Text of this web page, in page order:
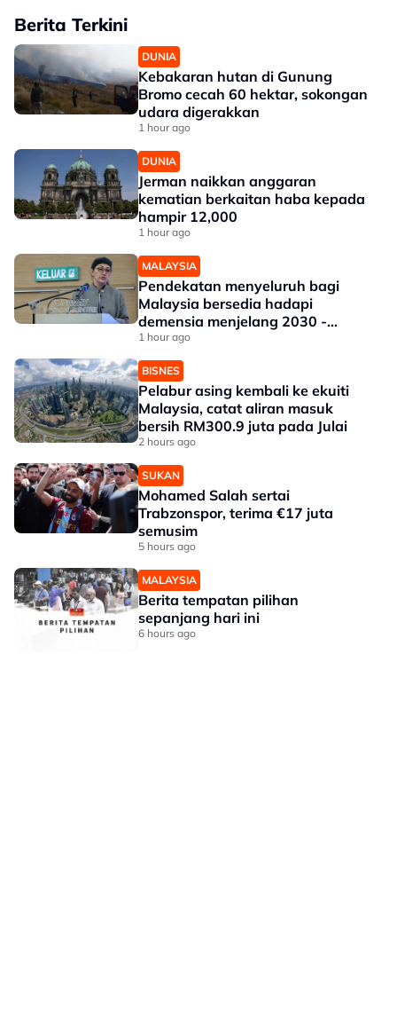
Berita Terkini
DUNIA
Kebakaran hutan di Gunung
Bromo cecah 60 hektar, sokongan
udara digerakkan
1 hour ago
DUNIA
Jerman naikkan anggaran
kematian berkaitan haba kepada
hampir 12,000
1 hour ago
MALAYSIA
Pendekatan menyeluruh bagi
Malaysia bersedia hadapi
demensia menjelang 2030 -
Hanifah
1 hour ago
BISNES
Pelabur asing kembali ke ekuiti
Malaysia, catat aliran masuk
bersih RM300.9 juta pada Julai
2 hours ago
SUKAN
Mohamed Salah sertai
Trabzonspor, terima €17 juta
semusim
5 hours ago
MALAYSIA
Berita tempatan pilihan
sepanjang hari ini
6 hours ago